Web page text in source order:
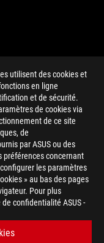
utilisent des cookies et
en ligne
et de sécurité.
de cookies via
de ce site
de
par ASUS ou des
préférences concernant
les paramètres
» au bas des pages
Pour plus
confidentialité ASUS -